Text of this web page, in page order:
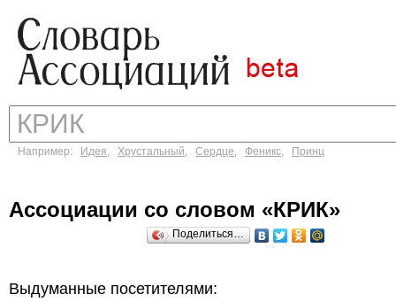
Например: Идея, Хрустальный, Сердце, Феникс, Принц
Ассоциации со словом «КРИК»
Поделиться…
Выдуманные посетителями: